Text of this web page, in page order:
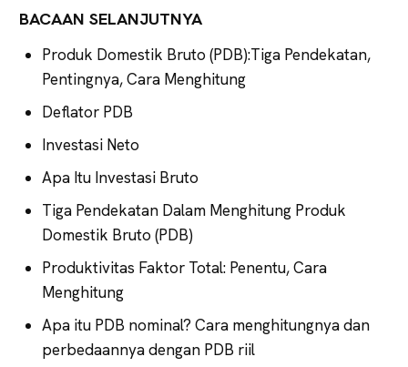
BACAAN SELANJUTNYA
Produk Domestik Bruto (PDB):Tiga Pendekatan,
Pentingnya, Cara Menghitung
Deflator PDB
Investasi Neto
Apa Itu Investasi Bruto
Tiga Pendekatan Dalam Menghitung Produk
Domestik Bruto (PDB)
Produktivitas Faktor Total: Penentu, Cara
Menghitung
Apa itu PDB nominal? Cara menghitungnya dan
perbedaannya dengan PDB riil